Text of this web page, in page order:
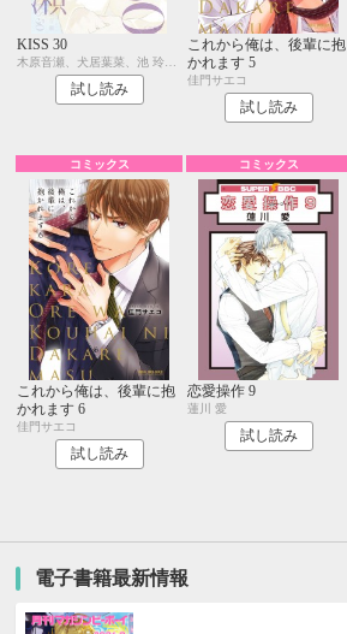
KISS 30
木原音瀬、犬居葉菜、池 玲文、昼寝シアン
試し読み
これから俺は、後輩に抱
かれます 5
佳門サエコ
試し読み
コミックス
これから俺は、後輩に抱
かれます 6
佳門サエコ
試し読み
コミックス
恋愛操作 9
蓮川 愛
試し読み
電子書籍最新情報